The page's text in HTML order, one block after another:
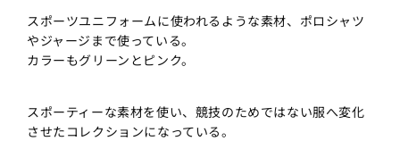
スポーツユニフォームに使われるような素材、 ポロシャツ
やジャージまで使っている。
カラーもグリーンとピンク。
スポーティーな素材を使い、競技のためではない服へ変化
させたコレクションになっている。